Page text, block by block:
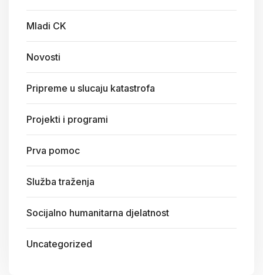
Mladi CK
Novosti
Pripreme u slucaju katastrofa
Projekti i programi
Prva pomoc
Služba traženja
Socijalno humanitarna djelatnost
Uncategorized